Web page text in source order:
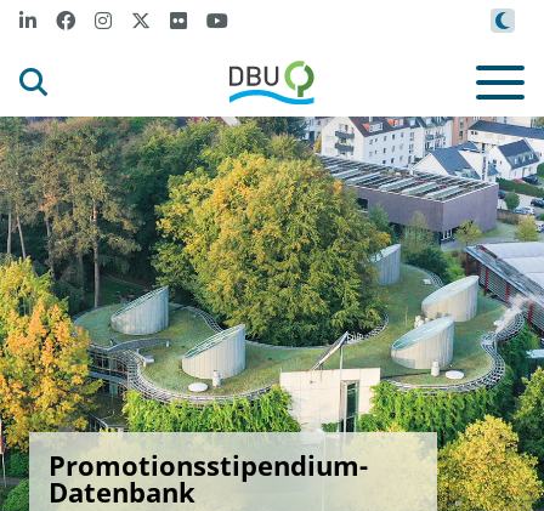
Promotionsstipendium-
Datenbank